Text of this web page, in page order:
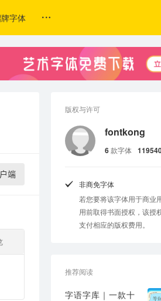
字体
端
版权与许可
fontkong
6款字体
非商免字体
若您要将该字体用于商业
用前取得书面授权，该授
支付相应的版权费用。
推荐阅读
字语字库｜一款十